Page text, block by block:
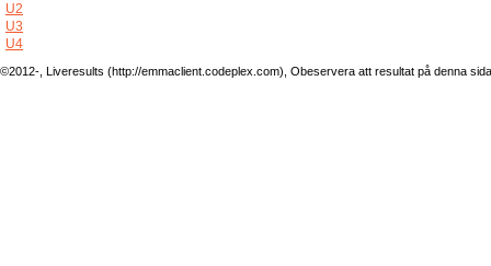
U2
U3
U4
©2012-, Liveresults (http://emmaclient.codeplex.com), Obeservera att resultat på denna